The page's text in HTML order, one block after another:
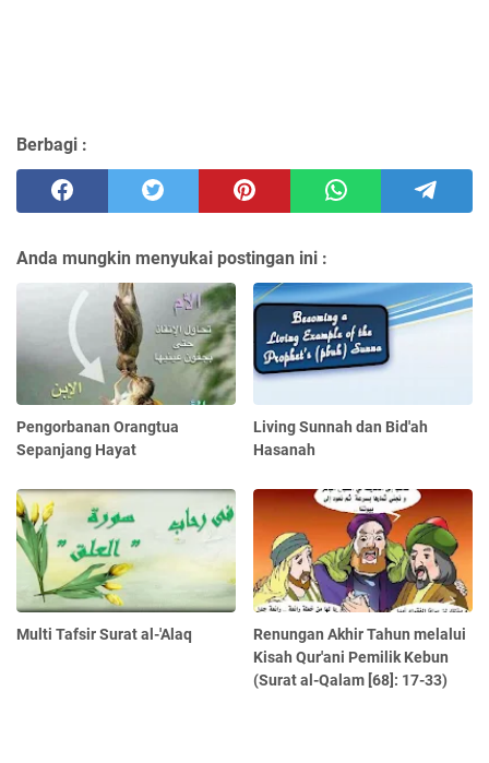
Berbagi :
Anda mungkin menyukai postingan ini :
Pengorbanan Orangtua
Sepanjang Hayat
Living Sunnah dan Bid'ah
Hasanah
Multi Tafsir Surat al-'Alaq
Renungan Akhir Tahun melalui
Kisah Qur'ani Pemilik Kebun
(Surat al-Qalam [68]: 17-33)